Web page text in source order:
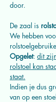
door.
De zaal is
We hebben
Opgelet: dit
rolstoel kan
staat.
Indien je dus
van op een